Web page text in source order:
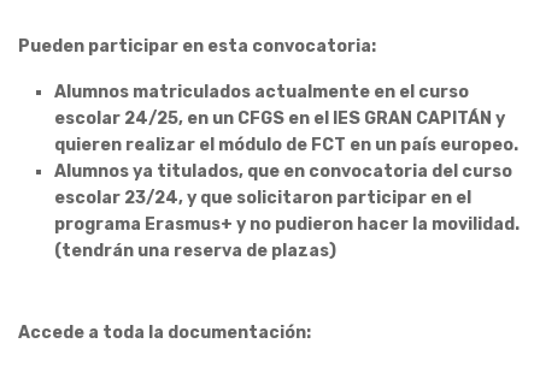
Pueden participar en esta convocatoria:
Alumnos matriculados actualmente en el curso
escolar 24/25, en un CFGS en el IES GRAN CAPITÁN y
quieren realizar el módulo de FCT en un país europeo.
Alumnos ya titulados, que en convocatoria del curso
escolar 23/24, y que solicitaron participar en el
programa Erasmus+ y no pudieron hacer la movilidad.
(tendrán una reserva de plazas)
Accede a toda la documentación: